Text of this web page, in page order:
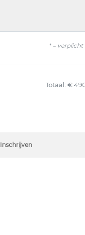
* = verplicht
Totaal: €
Inschrijven